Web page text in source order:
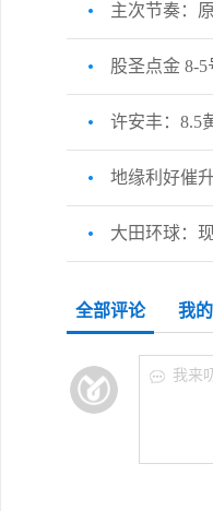
主次节奏：
股圣点金 8-
许安丰：8.5
地缘利好催
大田环球：
全部评论 我
我来